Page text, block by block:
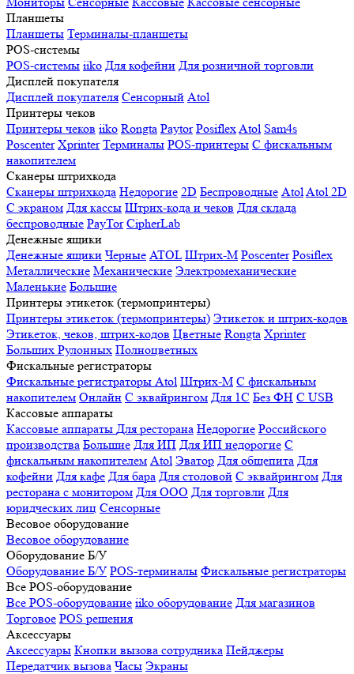
Планшеты
Планшеты Терминалы-планшеты
POS-системы
POS-системы iiko Для кофейни Для розничной торговли
Дисплей покупателя
Дисплей покупателя Сенсорный Atol
Принтеры чеков
Принтеры чеков iiko Rongta Paytor PosiflexAtol Sam4s
Poscenter Xprinter Терминалы POS-принтеры С фискальным
накопителем
Сканеры штрихкода
Сканеры штрихкода Недорогие 2D Беспроводные AtolAtol 2D
С экраном Для кассы Штрих-кода и чеков Для склада
беспроводные PayTor CipherLab
Денежные ящики
Денежные ящики Черные ATOL Штрих-М Poscenter Posiflex
Металлические Механические Электромеханические
Маленькие Большие
Принтеры этикеток (термопринтеры)
Принтеры этикеток (термопринтеры) Этикеток и штрих-кодов
Этикеток, чеков, штрих-кодов Цветные Rongta Xprinter
Больших Рулонных Полноцветных
Фискальные регистраторы
Фискальные регистраторы Atol Штрих-М С фискальным
накопителем Онлайн С эквайрингом Для 1С Без ФН С USB
Кассовые аппараты
Кассовые аппараты Для ресторана Недорогие Российского
производства Большие Для ИП Для ИП недорогие С
фискальным накопителем Atol Эватор Для общепита Для
кофейни Для кафе Для бара Для столовой С эквайрингом Для
ресторана с монитором Для ООО Для торговли Для
юридческих лиц Сенсорные
Весовое оборудование
Весовое оборудование
Оборудование Б/У
Оборудование Б/У POS-терминалы Фискальные регистраторы
Все POS-оборудование
Все POS-оборудование iiko оборудование Для магазинов
Торговое POS решения
Аксессуары
Аксессуары Кнопки вызова сотрудника Пейджеры
Передатчик вызова Часы Экраны